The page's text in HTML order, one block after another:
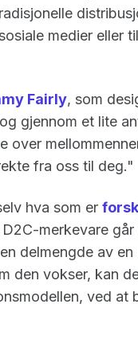
medier eller
Fairly, som
gjennom et lite
over
fra oss til deg."
hva som er
merkevare
delmengde av
den vokser, kan
ved at